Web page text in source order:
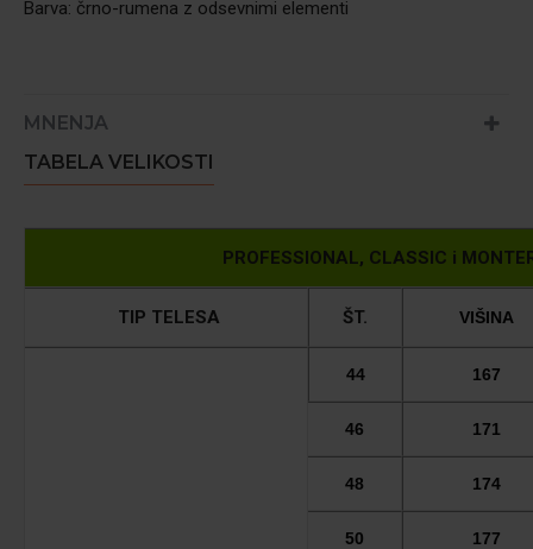
Barva: črno-rumena z odsevnimi elementi
MNENJA
TABELA VELIKOSTI
PROFESSIONAL, CLASSIC i
TIP TELESA ŠT. VIŠINA
44 167
46 171
48 174
50 177